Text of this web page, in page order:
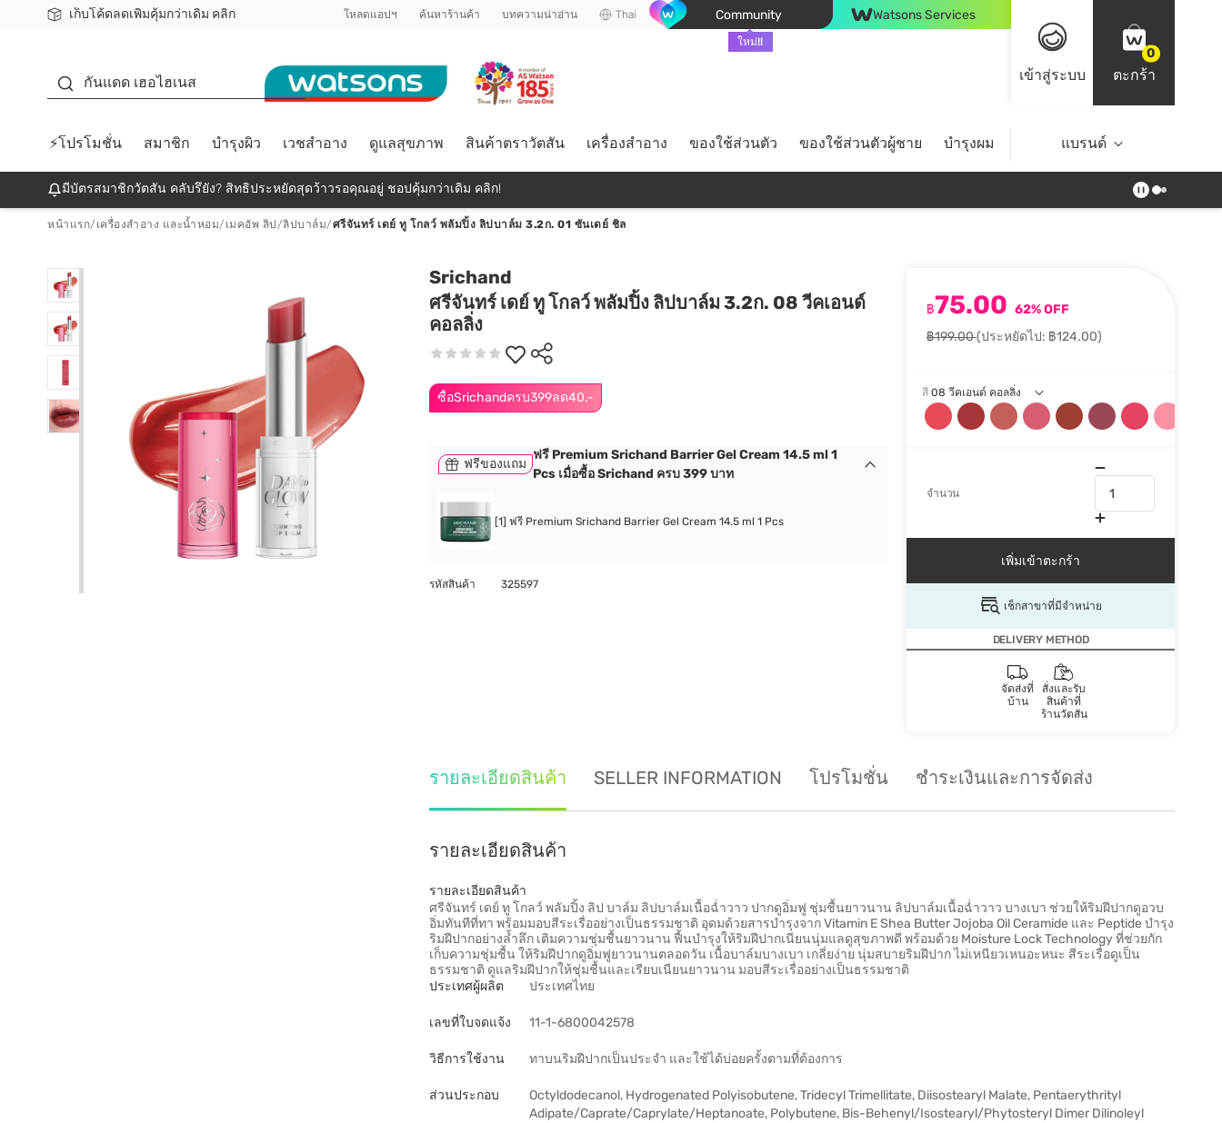
เก็บโค้ดลดเพิ่มคุ้มกว่าเดิม คลิก
ชอปออนไลน์ครั้งแรก ลดเพิ่มจุก ๆ 10%! 🎉
📦ส่งฟรี! เมื่อชอป 499฿
สมาชิกวัตสัน คลับดียังไง? โหลดแอปฯ ค้นหาร้านค้า บทความน่าอ่าน Thai Community
ใหม่!!
Watsons Services
เข้าสู่ระบบ
0
ตะกร้า
กันแดด เฮอไฮเนส
⚡โปรโมชั่น สมาชิก บำรุงผิว เวชสำอาง ดูแลสุขภาพ สินค้าตราวัตสัน เครื่องสำอาง ของใช้ส่วนตัว ของใช้ส่วนตัวผู้ชาย บำรุงผม ไลฟ์สไตล์ Top Brands
แบรนด์
มีบัตรสมาชิกวัตสัน คลับรึยัง? สิทธิประหยัดสุดว้าวรอคุณอยู่ ชอปคุ้มกว่าเดิม คลิก!
หน้าแรก/ เครื่องสำอาง และน้ำหอม/ เมคอัพ ลิป /ลิปบาล์ม/ศรีจันทร์ เดย์ ทู โกลว์ พลัมปิ้ง ลิปบาล์ม 3.2ก. 01 ซันเดย์ ชิล
Srichand
ศรีจันทร์ เดย์ ทู โกลว์ พลัมปิ้ง ลิปบาล์ม 3.2ก. 08 วีคเอนด์
คอลลิ่ง
ซื้อSrichandครบ399ลด40.-
฿75.00 62% OFF
฿199.00(ประหยัดไป: ฿124.00)
สี 08 วีคเอนด์ คอลลิ่ง
จำนวน
เพิ่มเข้าตะกร้า
เช็กสาขาที่มีจำหน่าย
DELIVERY METHOD
จัดส่งที่
บ้าน
สั่งและรับ
สินค้าที่
ร้านวัตสัน
ฟรีของแถม
ฟรี Premium Srichand Barrier Gel Cream 14.5 ml 1
Pcs เมื่อซื้อ Srichand ครบ 399 บาท
[1] ฟรี Premium Srichand Barrier Gel Cream 14.5 ml 1 Pcs
รหัสสินค้า 325597
รายละเอียดสินค้า SELLER INFORMATION โปรโมชั่น ชำระเงินและการจัดส่ง
รายละเอียดสินค้า
รายละเอียดสินค้า
ศรีจันทร์ เดย์ ทู โกลว์ พลัมปิ้ง ลิป บาล์ม ลิปบาล์มเนื้อฉ่ำวาว ปากดูอิ่มฟู ชุ่มชื้นยาวนาน ลิปบาล์มเนื้อฉ่ำวาว บางเบา ช่วยให้ริมฝีปากดูอวบ
อิ่มทันทีที่ทา พร้อมมอบสีระเรื่ออย่างเป็นธรรมชาติ อุดมด้วยสารบำรุงจาก Vitamin E Shea Butter Jojoba Oil Ceramide และ Peptide บำรุง
ริมฝีปากอย่างล้ำลึก เติมความชุ่มชื้นยาวนาน ฟื้นบำรุงให้ริมฝีปากเนียนนุ่มแลดูสุขภาพดี พร้อมด้วย Moisture Lock Technology ที่ช่วยกัก
เก็บความชุ่มชื้น ให้ริมฝีปากดูอิ่มฟูยาวนานตลอดวัน เนื้อบาล์มบางเบา เกลี่ยง่าย นุ่มสบายริมฝีปาก ไม่เหนียวเหนอะหนะ สีระเรื่อดูเป็น
ธรรมชาติ ดูแลริมฝีปากให้ชุ่มชื้นและเรียบเนียนยาวนาน มอบสีระเรื่ออย่างเป็นธรรมชาติ
ประเทศผู้ผลิต
ประเทศไทย
เลขที่ใบจดแจ้ง 11-1-6800042578
วิธีการใช้งาน ทาบนริมฝีปากเป็นประจำ และใช้ได้บ่อยครั้งตามที่ต้องการ
ส่วนประกอบ
Octyldodecanol, Hydrogenated Polyisobutene, Tridecyl Trimellitate, Diisostearyl Malate, Pentaerythrityl
Adipate/Caprate/Caprylate/Heptanoate, Polybutene, Bis-Behenyl/Isostearyl/Phytosteryl Dimer Dilinoleyl